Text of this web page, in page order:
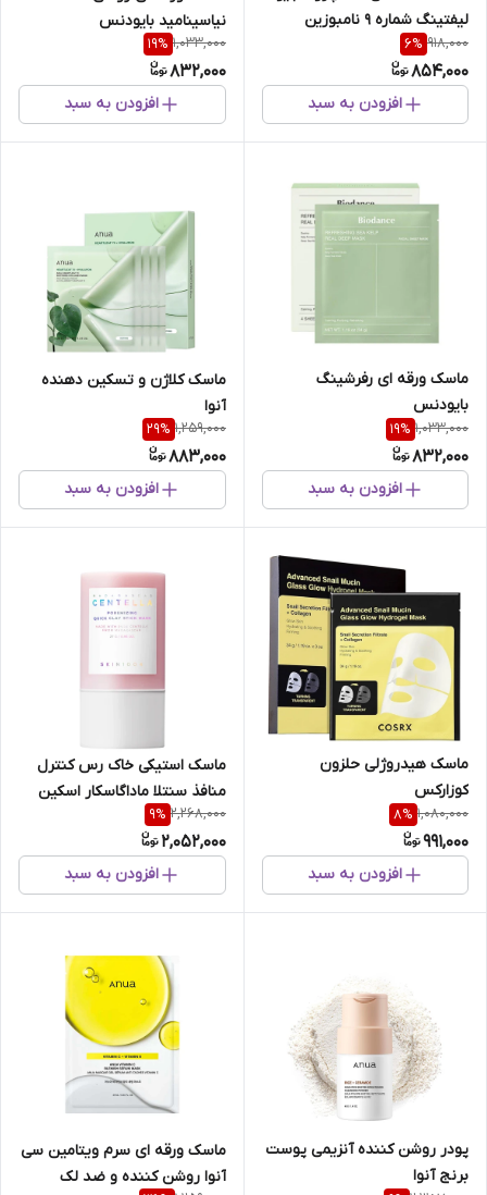
لیفتینگ شماره 9 نامبوزین
918,000
6%
854,000
افزودن به سبد
نیاسینامید بایودنس
1,033,000
19%
832,000
افزودن به سبد
ماسک ورقه ای رفرشینگ
بایودنس
1,033,000
19%
832,000
افزودن به سبد
ماسک کلاژن و تسکین دهنده
آنوا
1,259,000
29%
883,000
افزودن به سبد
ماسک هیدروژلی حلزون
کوزارکس
1,080,000
8%
991,000
افزودن به سبد
ماسک استیکی خاک رس کنترل
منافذ سنتلا ماداگاسکار اسکین
1004
2,268,000
9%
2,052,000
افزودن به سبد
پودر روشن کننده آنزیمی پوست
برنج آنوا
ماسک ورقه ای سرم ویتامین سی
آنوا روشن کننده و ضد لک